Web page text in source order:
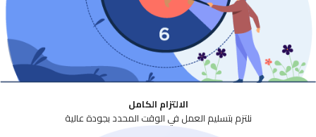
الالتزام الكامل
نلتزم بتسليم العمل في الوقت المحدد بجودة عالية